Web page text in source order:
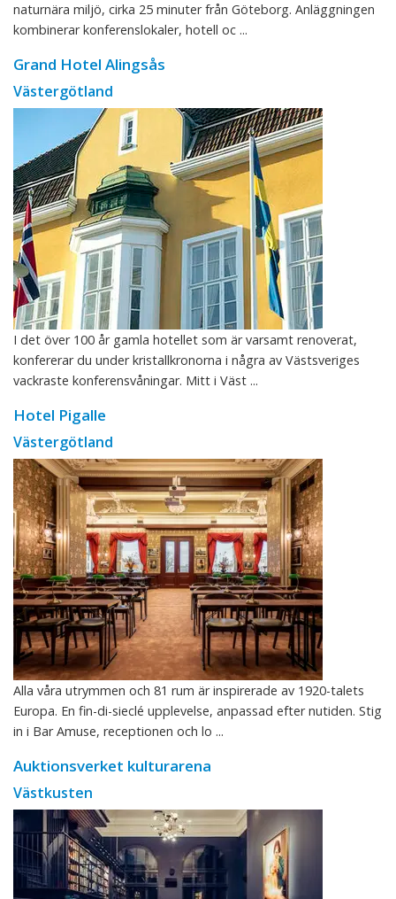
naturnära miljö, cirka 25 minuter från Göteborg. Anläggningen
kombinerar konferenslokaler, hotell oc ...
Grand Hotel Alingsås
Västergötland
I det över 100 år gamla hotellet som är varsamt renoverat,
konfererar du under kristallkronorna i några av Västsveriges
vackraste konferensvåningar. Mitt i Väst ...
Hotel Pigalle
Västergötland
Alla våra utrymmen och 81 rum är inspirerade av 1920-talets
Europa. En fin-di-sieclé upplevelse, anpassad efter nutiden. Stig
in i Bar Amuse, receptionen och lo ...
Auktionsverket kulturarena
Västkusten